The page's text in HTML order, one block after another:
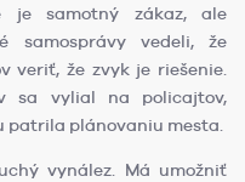
je samotný zákaz, ale
samosprávy vedeli, že
veriť, že zvyk je riešenie.
sa vylial na policajtov,
patrila plánovaniu mesta.
vynález. Má umožniť